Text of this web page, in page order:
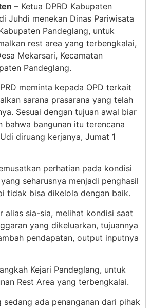
– Ketua DPRD Kabupaten
Juhdi menekan Dinas Pariwisata
Pandeglang, untuk
rest area yang terbengkalai,
Mekarsari, Kecamatan
Pandeglang.
meminta kepada OPD terkait
sarana prasarana yang telah
Sesuai dengan tujuan awal biar
bahwa bangunan itu terencana
diruang kerjanya, Jumat 1
perhatian pada kondisi
seharusnya menjadi penghasil
tidak bisa dikelola dengan baik.
alias sia-sia, melihat kondisi saat
yang dikeluarkan, tujuannya
pendapatan, output inputnya
Kejari Pandeglang, untuk
Rest Area yang terbengkalai.
sedang ada penanganan dari pihak